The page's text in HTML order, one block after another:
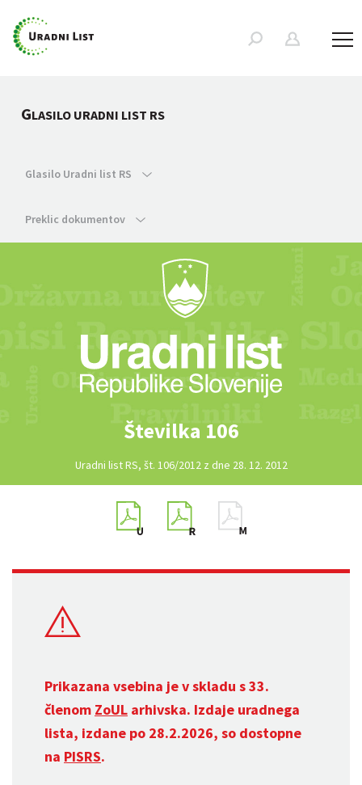
GLASILO URADNI LIST RS
Glasilo Uradni list RS
Preklic dokumentov
Številka 106
Uradni list RS, št. 106/2012 z dne 28. 12. 2012
Prikazana vsebina je v skladu s 33.
členom ZoUL arhivska. Izdaje uradnega
lista, izdane po 28.2.2026, so dostopne
na PISRS.